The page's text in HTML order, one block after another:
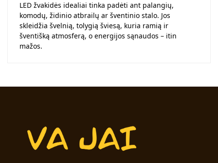
LED žvakidės idealiai tinka padėti ant palangių,
komodų, židinio atbrailų ar šventinio stalo. Jos
skleidžia švelnią, tolygią šviesą, kuria ramią ir
šventišką atmosferą, o energijos sąnaudos – itin
mažos.